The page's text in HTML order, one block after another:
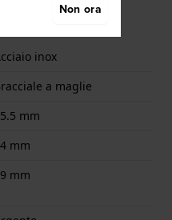
inox
a maglie
mm
mm
mm
Non ora